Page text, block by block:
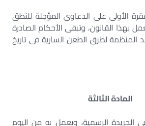
الأولى على الدعاوى المؤجلة للنطق
بهذا القانون، وتبقى الأحكام الصادرة
المنظمة لطرق الطعن السارية فى تاريخ
المادة الثالثة
الجريدة الرسمية، ويعمل به من اليوم